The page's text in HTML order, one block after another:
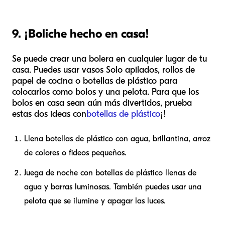
9. ¡Boliche hecho en casa!
Se puede crear una bolera en cualquier lugar de tu
casa. Puedes usar vasos Solo apilados, rollos de
papel de cocina o botellas de plástico para
colocarlos como bolos y una pelota. Para que los
bolos en casa sean aún más divertidos, prueba
estas dos ideas conbotellas de plástico¡!
Llena botellas de plástico con agua, brillantina, arroz
de colores o fideos pequeños.
Juega de noche con botellas de plástico llenas de
agua y barras luminosas. También puedes usar una
pelota que se ilumine y apagar las luces.